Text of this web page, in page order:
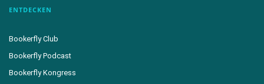
ENTDECKEN
Bookerfly Club
Bookerfly Podcast
Bookerfly Kongress